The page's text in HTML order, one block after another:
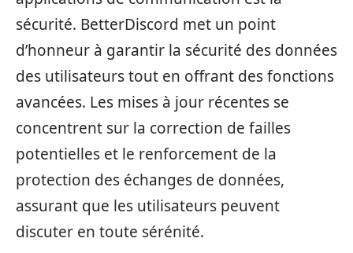
sécurité. BetterDiscord met un point
d’honneur à garantir la sécurité des données
des utilisateurs tout en offrant des fonctions
avancées. Les mises à jour récentes se
concentrent sur la correction de failles
potentielles et le renforcement de la
protection des échanges de données,
assurant que les utilisateurs peuvent
discuter en toute sérénité.